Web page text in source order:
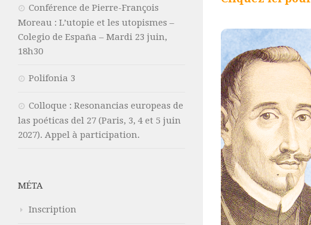
Conférence de Pierre-François
Moreau : L’utopie et les utopismes –
Colegio de España – Mardi 23 juin,
18h30
Polifonia 3
Colloque : Resonancias europeas de
las poéticas del 27 (Paris, 3, 4 et 5 juin
2027). Appel à participation.
MÉTA
Inscription